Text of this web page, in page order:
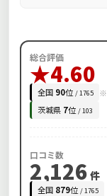
総合評価
★4.60
全国 90位 / 1765
茨城県 7位 / 103
※
口コミ数
2,126件
全国 879位 / 1765